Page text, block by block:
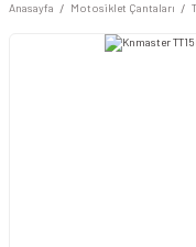
Anasayfa Motosiklet Çantaları